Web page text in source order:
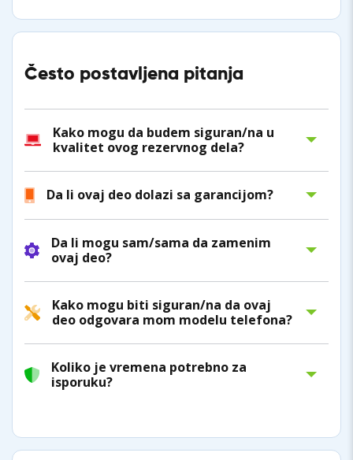
Često postavljena pitanja
Kako mogu da budem siguran/na u
kvalitet ovog rezervnog dela?
Da li ovaj deo dolazi sa garancijom?
Da li mogu sam/sama da zamenim
ovaj deo?
Kako mogu biti siguran/na da ovaj
deo odgovara mom modelu telefona?
Koliko je vremena potrebno za
isporuku?